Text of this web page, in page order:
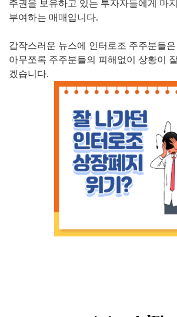
주권을 보유하고 있는 투자자들에게 마
부여하는 매매입니다.
갑작스러운 뉴스에 인터로조 주주분들
아무쪼록 주주분들의 피해없이 상황이
겠습니다.